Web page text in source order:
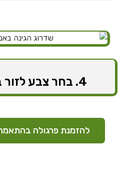
4. בחר צבע לזור בונדקס
להזמנת פרגולה